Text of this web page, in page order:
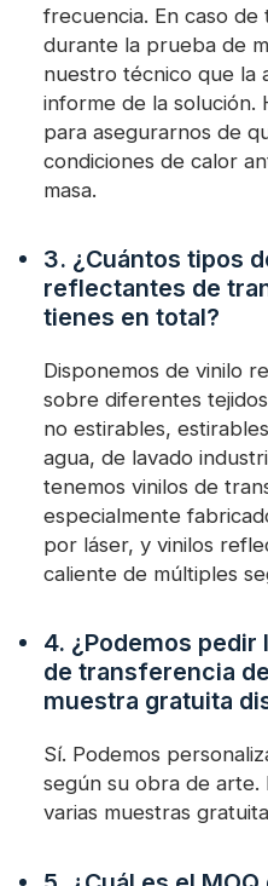
frecuencia. En caso
durante la prueba de
nuestro técnico que la
informe de la solución.
para asegurarnos de
condiciones de calor
masa.
3. ¿Cuántos tipos
reflectantes de
tienes en total?
Disponemos de vinilo
sobre diferentes
no estirables,
agua, de lavado
tenemos vinilos de
especialmente
por láser, y vinilos
caliente de múltiples
4. ¿Podemos
de transferencia
muestra gratuita
Sí. Podemos
según su obra de
varias muestras